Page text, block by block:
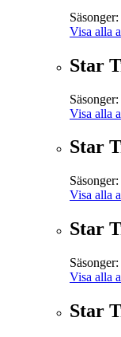
Säsonger:
Visa alla
Star
Säsonger:
Visa alla
Star
Säsonger:
Visa alla
Star
Säsonger:
Visa alla
Star